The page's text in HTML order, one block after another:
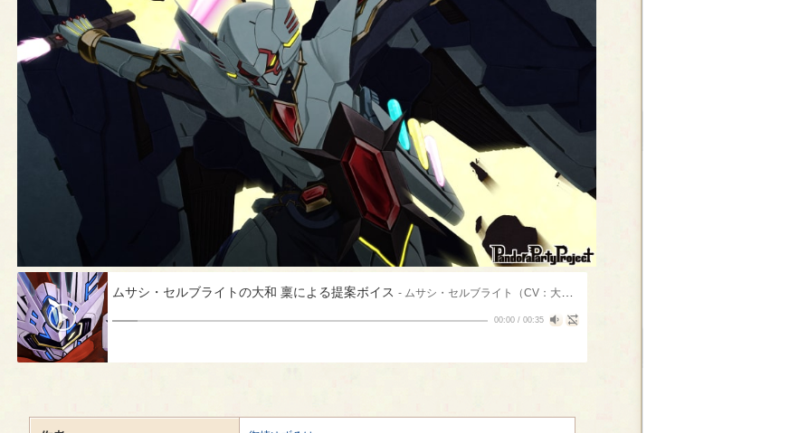
ムサシ・セルブライトの大和 稟による提案ボイス - ムサシ・セルブライト（CV：大和 稟）
00:00/ 00:35